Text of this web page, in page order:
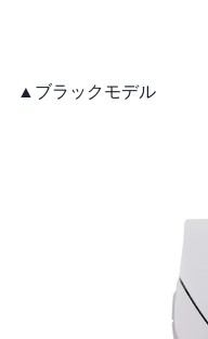
▲ブラックモデル